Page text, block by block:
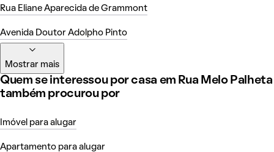
Rua Eliane Aparecida de Grammont
Avenida Doutor Adolpho Pinto
Mostrar mais
Quem se interessou por casa em Rua Melo Palheta
também procurou por
Imóvel para alugar
Apartamento para alugar